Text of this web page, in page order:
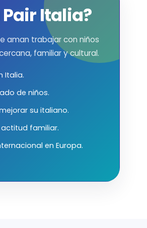
Italia?
aman trabajar con niños
familiar y cultural.
Italia.
de niños.
su italiano.
familiar.
en Europa.